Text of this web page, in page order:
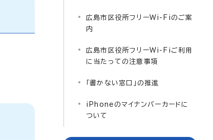
広島市区役所フリーWi-Fiのご案
内
広島市区役所フリーWi-Fiご利用
に当たっての注意事項
「書かない窓口」の推進
iPhoneのマイナンバーカードに
ついて